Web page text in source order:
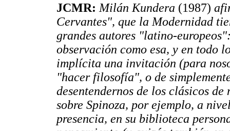
JCMR: Milán Kundera (1987)
Cervantes", que la Modernidad
grandes autores "latino-
observación como esa, y en todo
implícita una invitación (para
"hacer filosofía", o de
desentendernos de los clásicos
sobre Spinoza, por ejemplo, a
presencia, en su biblioteca